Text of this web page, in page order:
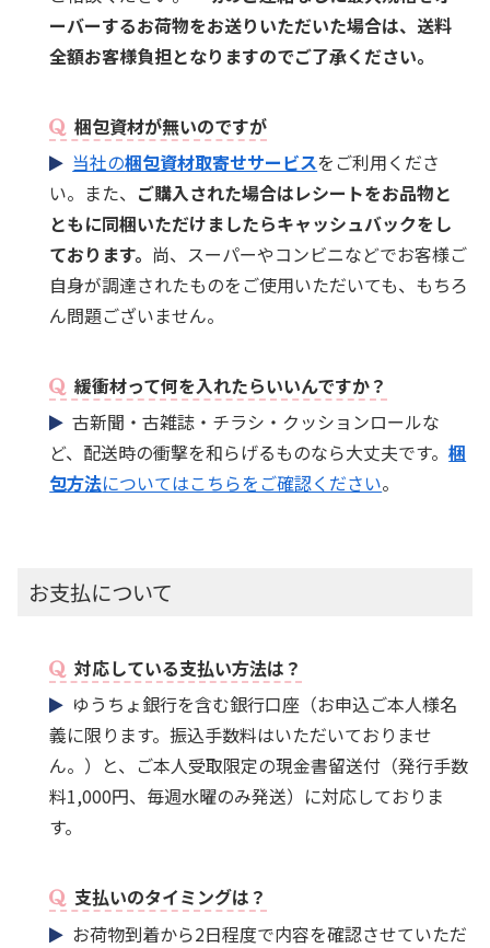
ーバーするお荷物をお送りいただいた場合は、送料
全額お客様負担となりますのでご了承ください。
梱包資材が無いのですが
当社の梱包資材取寄せサービスをご利用くださ
い。また、 ご購入された場合はレシートをお品物と
ともに同梱いただけましたらキャッシュバックをし
ております。 尚、スーパーやコンビニなどでお客様ご
自身が調達されたものをご使用いただいても、もちろ
ん問題ございません。
緩衝材って何を入れたらいいんですか？
古新聞・古雑誌・チラシ・クッションロールな
ど、配送時の衝撃を和らげるものなら大丈夫です。梱
包方法についてはこちらをご確認ください。
お支払について
対応している支払い方法は？
ゆうちょ銀行を含む銀行口座（お申込ご本人様名
義に限ります。振込手数料はいただいておりませ
ん。）と、ご本人受取限定の現金書留送付（発行手数
料1,000円、毎週水曜のみ発送）に対応しておりま
す。
支払いのタイミングは？
お荷物到着から2日程度で内容を確認させていただ